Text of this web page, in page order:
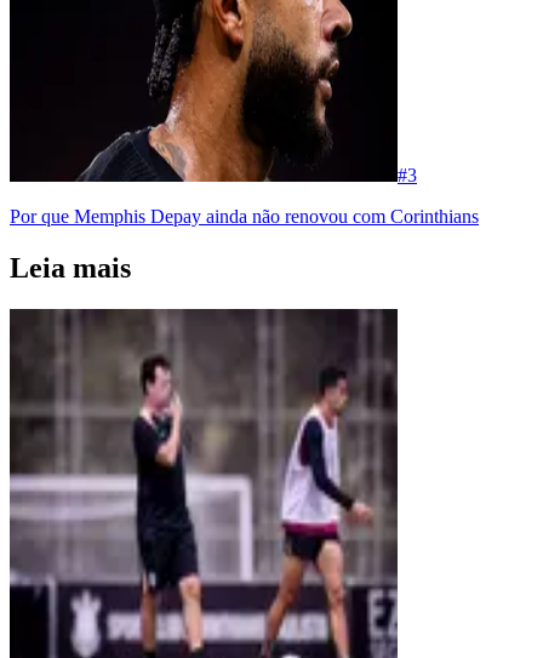
#3
Por que Memphis Depay ainda não renovou com Corinthians
Leia mais